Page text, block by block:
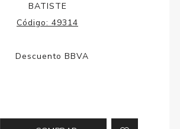
BATISTE
Código: 49314